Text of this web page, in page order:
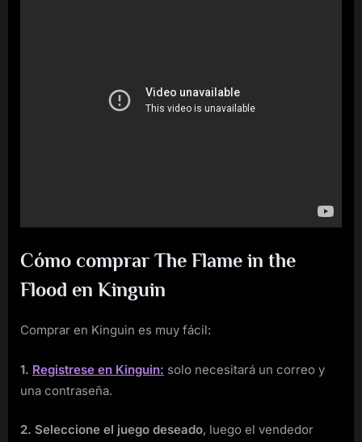
Cómo comprar The Flame in the
Flood en Kinguin
Comprar en Kinguin es muy fácil:
1. Registrese en Kinguin: solo necesitará un correo y
una contraseña.
2. Seleccione el juego deseado, luego el vendedor